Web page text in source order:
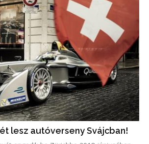
lesz autóverseny Svájcban!